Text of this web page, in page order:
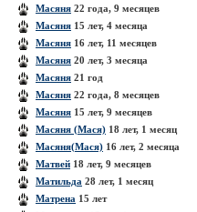
Масяня 22 года, 9 месяцев
Масяня 15 лет, 4 месяца
Масяня 16 лет, 11 месяцев
Масяня 20 лет, 3 месяца
Масяня 21 год
Масяня 22 года, 8 месяцев
Масяня 15 лет, 9 месяцев
Масяня (Мася) 18 лет, 1 месяц
Масяня(Мася) 16 лет, 2 месяца
Матвей 18 лет, 9 месяцев
Матильда 28 лет, 1 месяц
Матрена 15 лет